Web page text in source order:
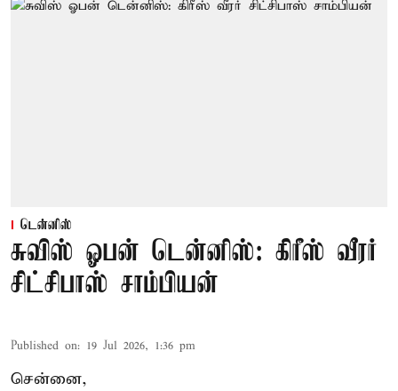
டென்னிஸ்
சுவிஸ் ஓபன் டென்னிஸ்: கிரீஸ் வீரர்
சிட்சிபாஸ் சாம்பியன்
Published on: 19 Jul 2026, 1:36 pm
சென்னை,